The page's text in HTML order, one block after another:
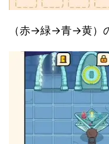
（赤→緑→青→黄）